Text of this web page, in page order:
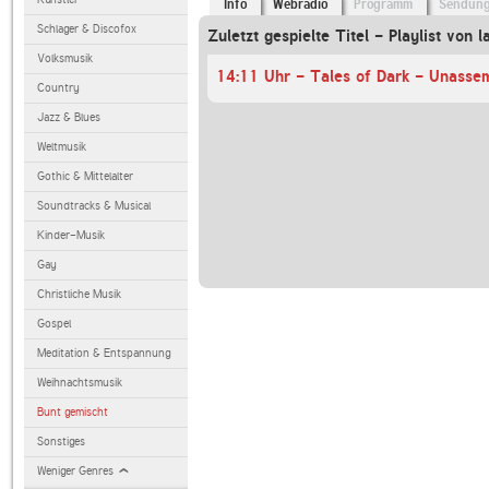
Schlager & Discofox
Volksmusik
Country
Jazz & Blues
Weltmusik
Gothic & Mittelalter
Soundtracks & Musical
Kinder-Musik
Gay
Christliche Musik
Gospel
Meditation & Entspannung
Weihnachtsmusik
Bunt gemischt
Sonstiges
Weniger Genres
Info Webradio Programm
Zuletzt gespielte Titel - Playlist von
14:11 Uhr - Tales of Dark -